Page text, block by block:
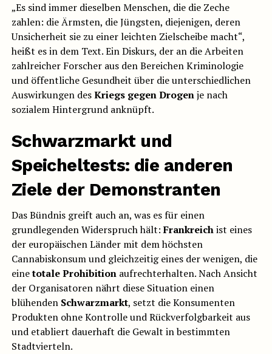
„Es sind immer dieselben Menschen, die die Zeche
zahlen: die Ärmsten, die Jüngsten, diejenigen, deren
Unsicherheit sie zu einer leichten Zielscheibe macht“,
heißt es in dem Text. Ein Diskurs, der an die Arbeiten
zahlreicher Forscher aus den Bereichen Kriminologie
und öffentliche Gesundheit über die unterschiedlichen
Auswirkungen desKriegs gegen Drogenje nach
sozialem Hintergrund anknüpft.
Schwarzmarkt und
Speicheltests: die anderen
Ziele der Demonstranten
Das Bündnis greift auch an, was es für einen
grundlegenden Widerspruch hält:Frankreichist eines
der europäischen Länder mit dem höchsten
Cannabiskonsum und gleichzeitig eines der wenigen, die
einetotale Prohibitionaufrechterhalten. Nach Ansicht
der Organisatoren nährt diese Situation einen
blühenden Schwarzmarkt, setzt die Konsumenten
Produkten ohne Kontrolle und Rückverfolgbarkeit aus
und etabliert dauerhaft die Gewalt in bestimmten
Stadtvierteln.